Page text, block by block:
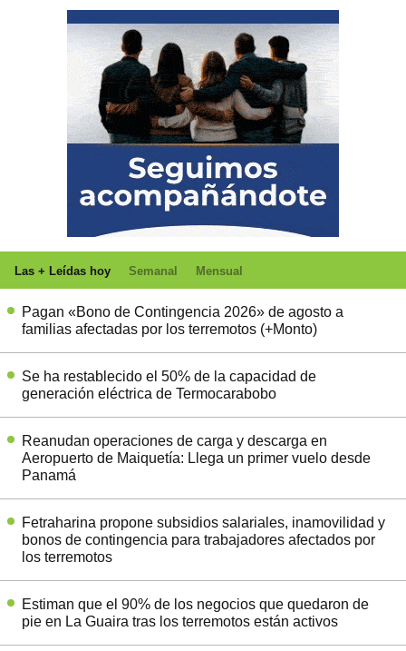
Las + Leídas hoy Semanal Mensual
Pagan «Bono de Contingencia 2026» de agosto a
familias afectadas por los terremotos (+Monto)
Se ha restablecido el 50% de la capacidad de
generación eléctrica de Termocarabobo
Reanudan operaciones de carga y descarga en
Aeropuerto de Maiquetía: Llega un primer vuelo desde
Panamá
Fetraharina propone subsidios salariales, inamovilidad y
bonos de contingencia para trabajadores afectados por
los terremotos
Estiman que el 90% de los negocios que quedaron de
pie en La Guaira tras los terremotos están activos